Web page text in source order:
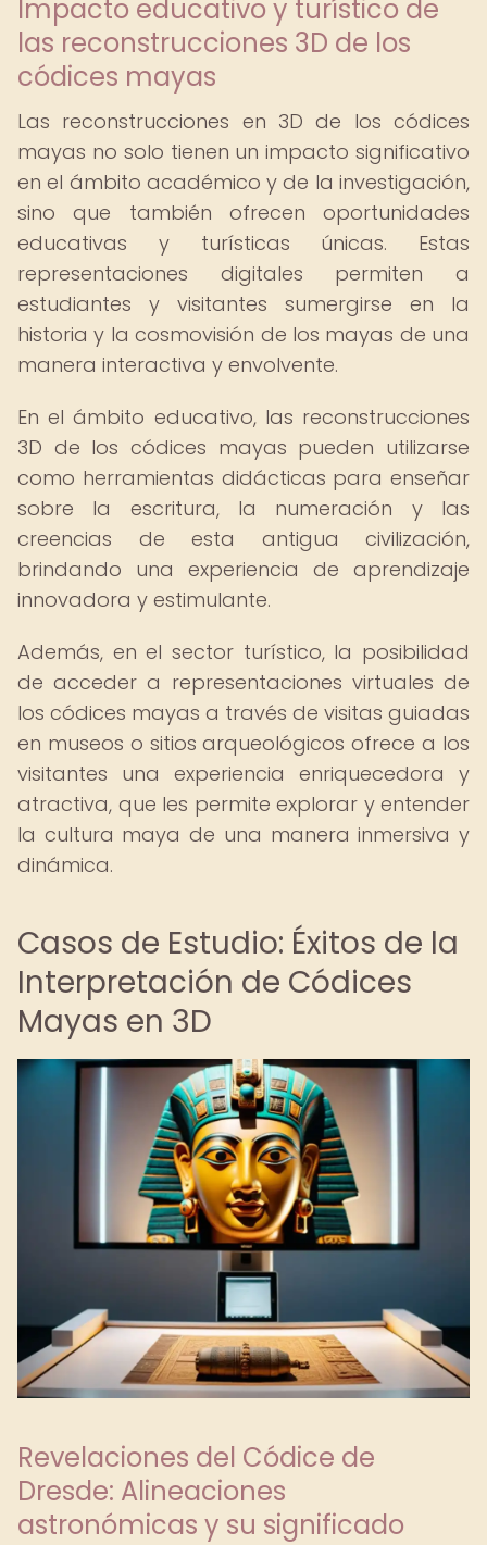
Impacto educativo y turístico de
las reconstrucciones 3D de los
códices mayas
Las reconstrucciones en 3D de los códices
mayas no solo tienen un impacto significativo
en el ámbito académico y de la investigación,
sino que también ofrecen oportunidades
educativas y turísticas únicas. Estas
representaciones digitales permiten a
estudiantes y visitantes sumergirse en la
historia y la cosmovisión de los mayas de una
manera interactiva y envolvente.
En el ámbito educativo, las reconstrucciones
3D de los códices mayas pueden utilizarse
como herramientas didácticas para enseñar
sobre la escritura, la numeración y las
creencias de esta antigua civilización,
brindando una experiencia de aprendizaje
innovadora y estimulante.
Además, en el sector turístico, la posibilidad
de acceder a representaciones virtuales de
los códices mayas a través de visitas guiadas
en museos o sitios arqueológicos ofrece a los
visitantes una experiencia enriquecedora y
atractiva, que les permite explorar y entender
la cultura maya de una manera inmersiva y
dinámica.
Casos de Estudio: Éxitos de la
Interpretación de Códices
Mayas en 3D
Revelaciones del Códice de
Dresde: Alineaciones
astronómicas y su significado